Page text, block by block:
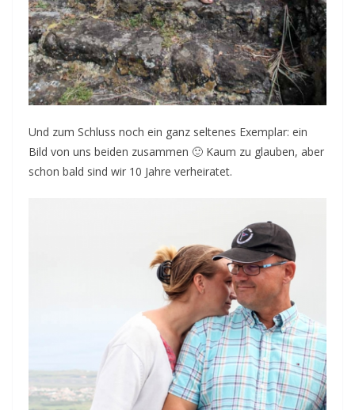
Und zum Schluss noch ein ganz seltenes Exemplar: ein
Bild von uns beiden zusammen 🙂 Kaum zu glauben, aber
schon bald sind wir 10 Jahre verheiratet.